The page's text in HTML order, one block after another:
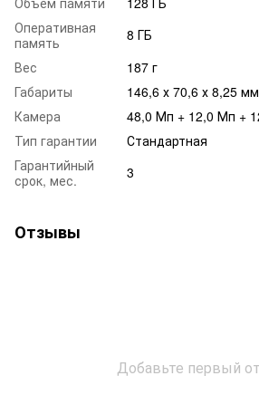
Оперативная
память
8 ГБ
Вес
187 г
Габариты
146,6 х 70,6 х 8,25 мм
Камера
48,0 Мп + 12,0 Мп +
Тип гарантии
Стандартная
Гарантийный
срок, мес.
3
Отзывы
Добавьте первый